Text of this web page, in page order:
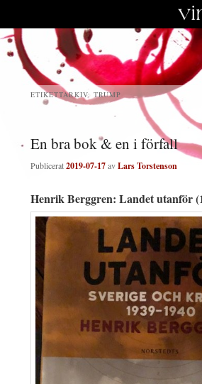
ETIKETTARKIV: TRUMP
En bra bok & en i förfall
Publicerat2019-07-17avLars Torstenson
Henrik Berggren: Landet utanför